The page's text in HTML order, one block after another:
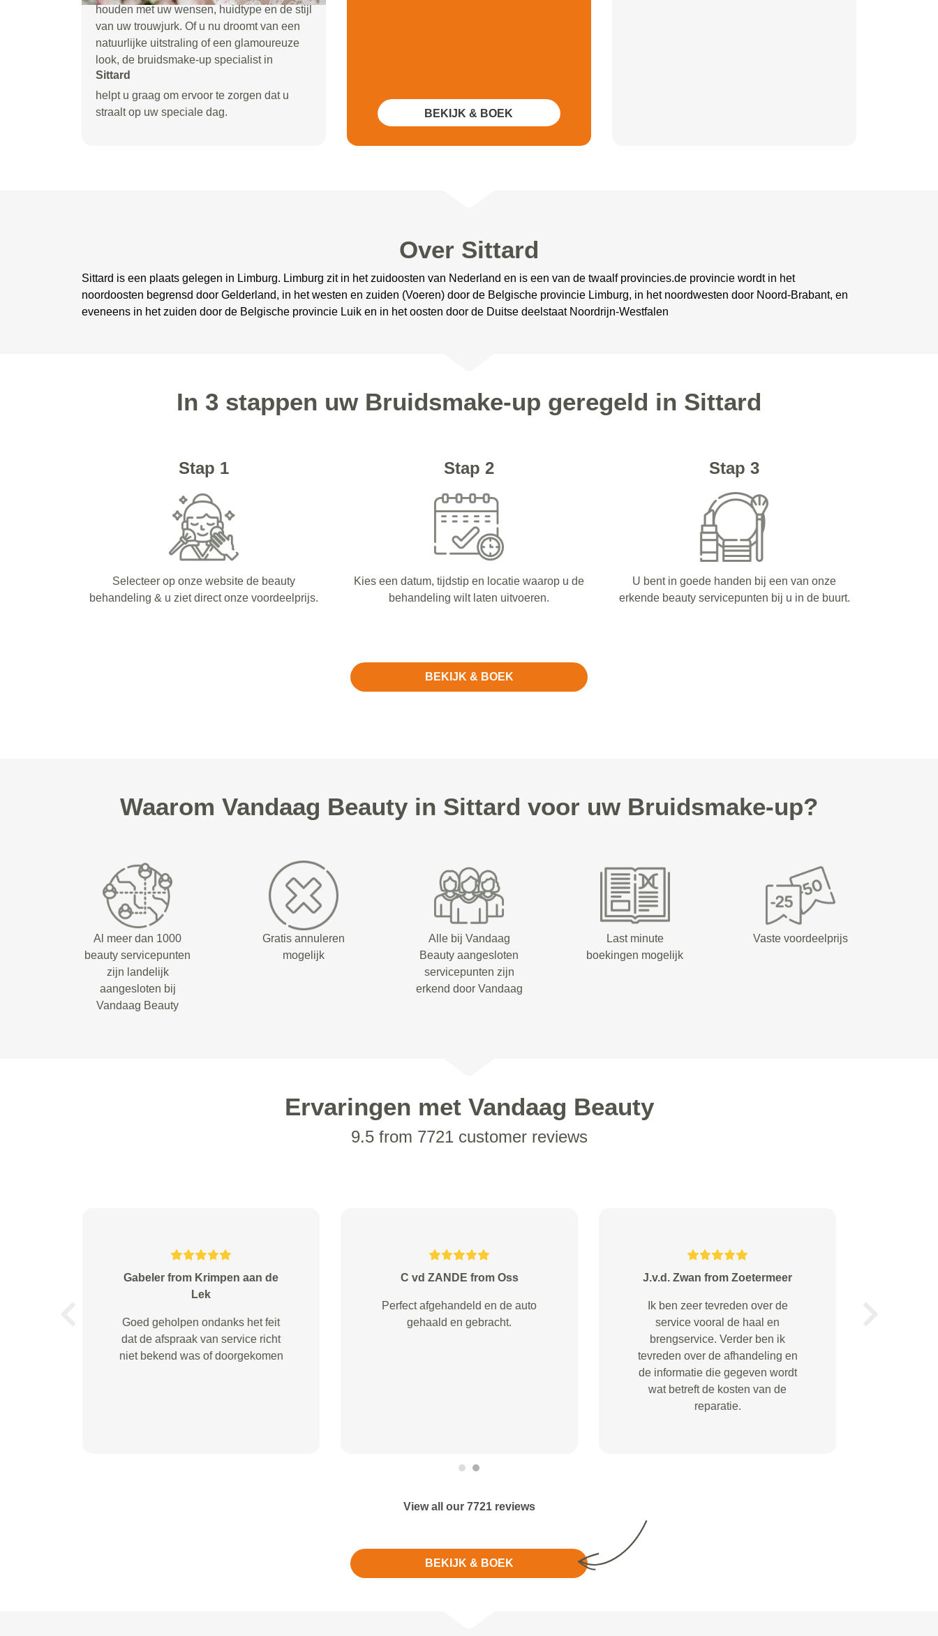
houden met uw wensen, huidtype en de stijl
van uw trouwjurk. Of u nu droomt van een
natuurlijke uitstraling of een glamoureuze
look, de bruidsmake-up specialist in
Sittard
helpt u graag om ervoor te zorgen dat u
straalt op uw speciale dag.
BEKIJK & BOEK
Over Sittard
Sittard is een plaats gelegen in Limburg. Limburg zit in het zuidoosten van Nederland en is een van de twaalf provincies.de provincie wordt in het
noordoosten begrensd door Gelderland, in het westen en zuiden (Voeren) door de Belgische provincie Limburg, in het noordwesten door Noord-Brabant, en
eveneens in het zuiden door de Belgische provincie Luik en in het oosten door de Duitse deelstaat Noordrijn-Westfalen
In 3 stappen uw Bruidsmake-up geregeld in Sittard
Stap 1
Selecteer op onze website de beauty
behandeling & u ziet direct onze voordeelprijs.
Stap 2
Kies een datum, tijdstip en locatie waarop u de
behandeling wilt laten uitvoeren.
Stap 3
U bent in goede handen bij een van onze
erkende beauty servicepunten bij u in de buurt.
BEKIJK & BOEK
Waarom Vandaag Beauty in Sittard voor uw Bruidsmake-up?
Al meer dan 1000
beauty servicepunten
zijn landelijk
aangesloten bij
Vandaag Beauty
Gratis annuleren
mogelijk
Alle bij Vandaag
Beauty aangesloten
servicepunten zijn
erkend door Vandaag
Last minute
boekingen mogelijk
Vaste voordeelprijs
Ervaringen met Vandaag Beauty
9.5 from 7721 customer reviews
J.v.d. Zwan from Zoetermeer
service vooral de haal en
brengservice. Verder ben ik
tevreden over de afhandeling en
Schaken from Almere
Hele fijne service. Met het
invoeren van een aantal
r. bouzarioh from Nieuwegein
Prima in orde direct geregeld
goed
View all our 7721 reviews
BEKIJK & BOEK